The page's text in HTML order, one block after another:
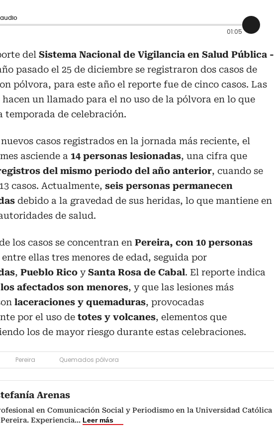
audio
01:05
del Sistema Nacional de Vigilancia en Salud Pública -
pasado el 25 de diciembre se registraron dos casos de
pólvora, para este año el reporte fue de cinco casos. Las
un llamado para el no uso de la pólvora en lo que
temporada de celebración.
casos registrados en la jornada más reciente, el
asciende a 14 personas lesionadas, una cifra que
del mismo periodo del año anterior, cuando se
casos. Actualmente, seis personas permanecen
debido a la gravedad de sus heridas, lo que mantiene en
de salud.
los casos se concentran en Pereira, con 10 personas
entre ellas tres menores de edad, seguida por
, Pueblo Rico ySanta Rosa de Cabal. El reporte indica
afectados son menores, y que las lesiones más
laceraciones y quemaduras, provocadas
por el uso de totes y volcanes, elementos que
los de mayor riesgo durante estas celebraciones.
Pereira Quemados pólvora
Arenas
en Comunicación Social y Periodismo en la Universidad Católica
Experiencia... Leer más